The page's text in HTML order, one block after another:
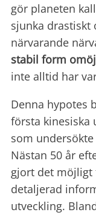
gör planeten
sjunka drastiskt
närvarande
stabil form
inte alltid har
Denna hypotes
första kinesiska
som
Nästan 50 år
gjort det möjligt
detaljerad
utveckling.